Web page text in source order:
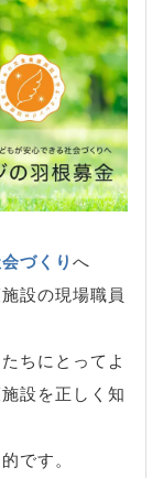
づくりへ
設の現場職員
ちにとってよ
設を正しく知
です。